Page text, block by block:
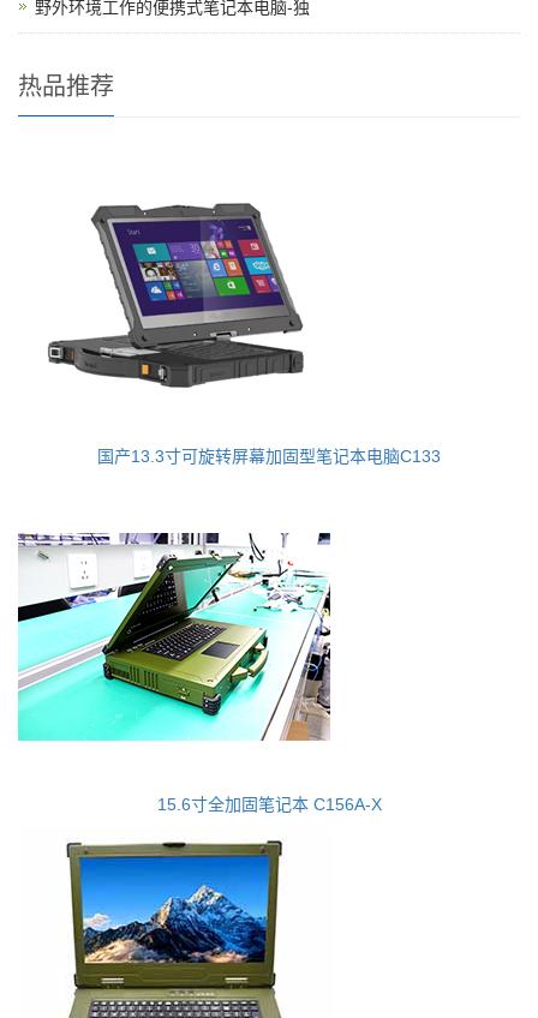
野外环境工作的便携式笔记本电脑-独
热品推荐
国产13.3寸可旋转屏幕加固型笔记本电脑C133
15.6寸全加固笔记本 C156A-X